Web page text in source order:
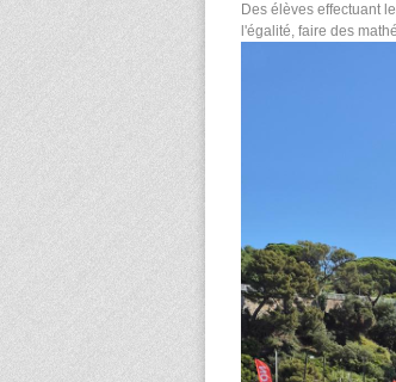
Des élèves effectuant
l'égalité, faire des